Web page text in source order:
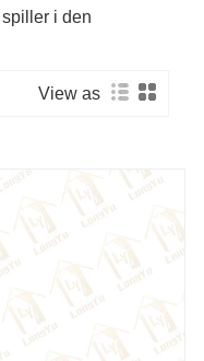
i den
View as